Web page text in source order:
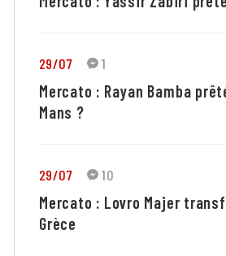
29/07 1
Mercato : Rayan Bamba
Mans ?
29/07 10
Mercato : Lovro Majer
Grèce